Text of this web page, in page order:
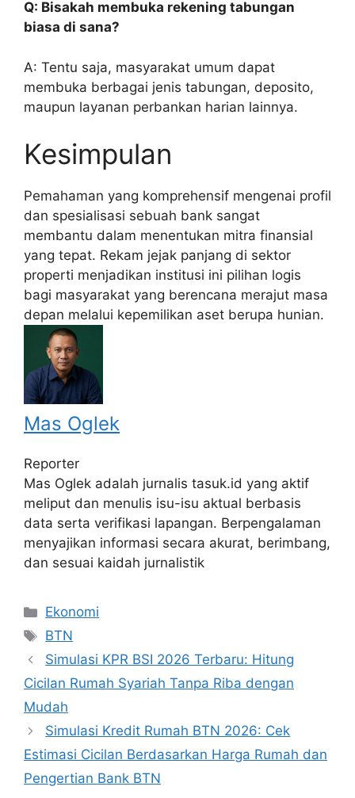
Q: Bisakah membuka rekening tabungan
biasa di sana?
A: Tentu saja, masyarakat umum dapat
membuka berbagai jenis tabungan, deposito,
maupun layanan perbankan harian lainnya.
Kesimpulan
Pemahaman yang komprehensif mengenai profil
dan spesialisasi sebuah bank sangat
membantu dalam menentukan mitra finansial
yang tepat. Rekam jejak panjang di sektor
properti menjadikan institusi ini pilihan logis
bagi masyarakat yang berencana merajut masa
depan melalui kepemilikan aset berupa hunian.
Mas Oglek
Reporter
Mas Oglek adalah jurnalis tasuk.id yang aktif
meliput dan menulis isu-isu aktual berbasis
data serta verifikasi lapangan. Berpengalaman
menyajikan informasi secara akurat, berimbang,
dan sesuai kaidah jurnalistik
Categories
Ekonomi
Tags
BTN
Simulasi KPR BSI 2026 Terbaru: Hitung
Cicilan Rumah Syariah Tanpa Riba dengan
Mudah
Simulasi Kredit Rumah BTN 2026: Cek
Estimasi Cicilan Berdasarkan Harga Rumah dan
Pengertian Bank BTN